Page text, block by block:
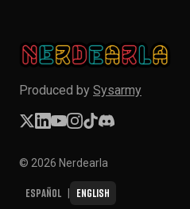
Produced by Sysarmy
© 2026 Nerdearla
Español English